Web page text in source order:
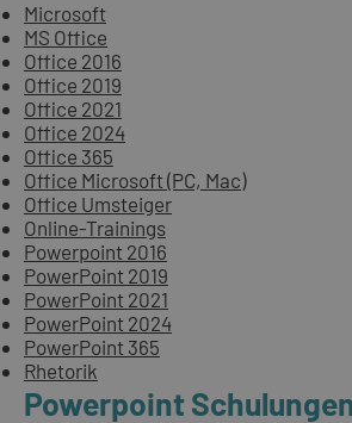
Microsoft
MS Office
Office 2016
Office 2019
Office 2021
Office 2024
Office 365
Office Microsoft (PC, Mac)
Office Umsteiger
Online-Trainings
Powerpoint 2016
PowerPoint 2019
PowerPoint 2021
PowerPoint 2024
PowerPoint 365
Rhetorik
Powerpoint